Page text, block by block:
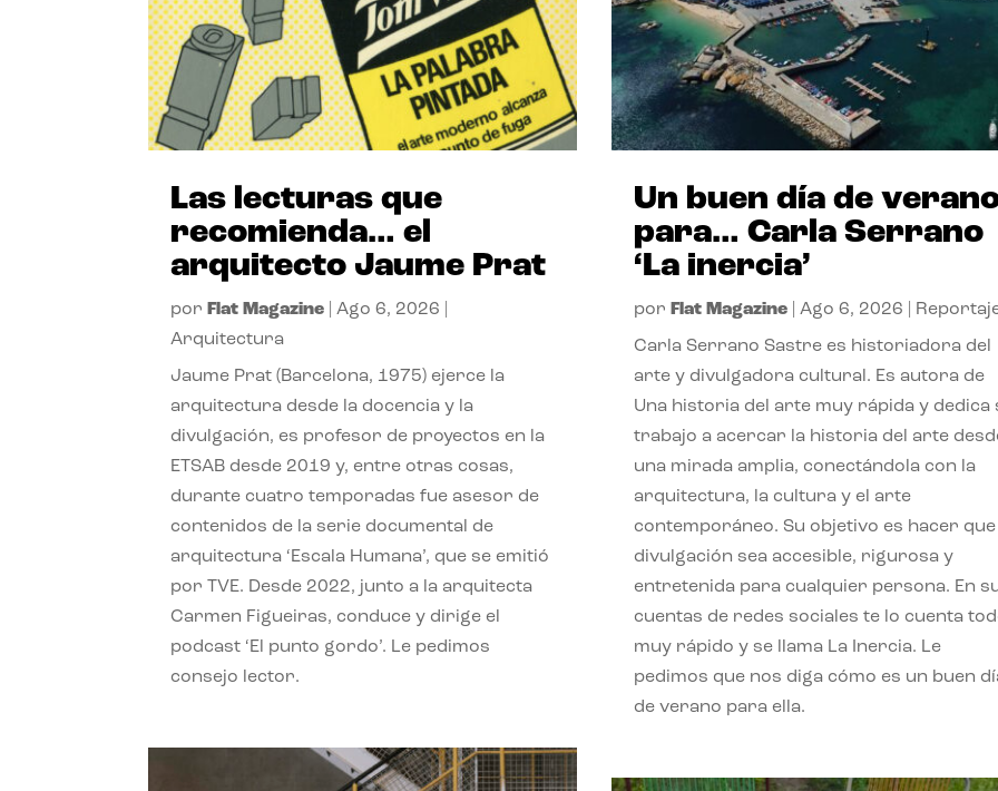
Las lecturas que
recomienda… el
arquitecto Jaume Prat
por Flat Magazine |Ago 6, 2026
Arquitectura
Jaume Prat (Barcelona, 1975) ejerce la
arquitectura desde la docencia y la
divulgación, es profesor de proyectos en la
ETSAB desde 2019 y, entre otras cosas,
durante cuatro temporadas fue asesor de
contenidos de la serie documental de
arquitectura ‘Escala Humana’, que se emitió
por TVE. Desde 2022, junto a la arquitecta
Carmen Figueiras, conduce y dirige el
podcast ‘El punto gordo’. Le pedimos
consejo lector.
Un buen día de
para… Carla Serrano
‘La inercia’
por Flat Magazine| Ago 6, 2026
Carla Serrano Sastre es historiadora del
arte y divulgadora cultural. Es autora de
Una historia del arte muy rápida y dedica
trabajo a acercar la historia del arte
una mirada amplia, conectándola con la
arquitectura, la cultura y el arte
contemporáneo. Su objetivo es hacer que
divulgación sea accesible, rigurosa y
entretenida para cualquier persona. En
cuentas de redes sociales te lo cuenta
muy rápido y se llama La Inercia. Le
pedimos que nos diga cómo es un buen
de verano para ella.